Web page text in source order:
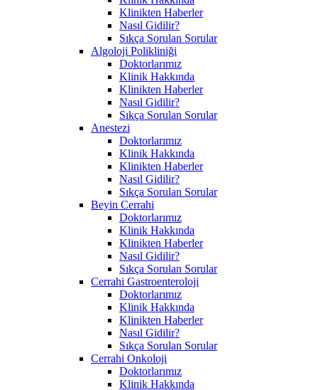
Klinikten Haberler
Nasıl Gidilir?
Sıkça Sorulan Sorular
Algoloji Polikliniği
Doktorlarımız
Klinik Hakkında
Klinikten Haberler
Nasıl Gidilir?
Sıkça Sorulan Sorular
Anestezi
Doktorlarımız
Klinik Hakkında
Klinikten Haberler
Nasıl Gidilir?
Sıkça Sorulan Sorular
Beyin Cerrahi
Doktorlarımız
Klinik Hakkında
Klinikten Haberler
Nasıl Gidilir?
Sıkça Sorulan Sorular
Cerrahi Gastroenteroloji
Doktorlarımız
Klinik Hakkında
Klinikten Haberler
Nasıl Gidilir?
Sıkça Sorulan Sorular
Cerrahi Onkoloji
Doktorlarımız
Klinik Hakkında